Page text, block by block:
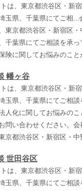
は、東京都渋谷区・新
玉県、千葉県にてご相...
東京都渋谷区・新宿区
千葉県にてご相談を承
険に関してお悩みのこと
幡ヶ谷
は、東京都渋谷区・新
玉県、千葉県にてご相
人化に関してお悩みのこ
問い合わせください。会
京都渋谷区・新宿区・中
世田谷区
は、東京都渋谷区・新
玉県、千葉県にてご相